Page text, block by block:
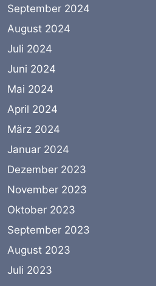
September 2024
August 2024
Juli 2024
Juni 2024
Mai 2024
April 2024
März 2024
Januar 2024
Dezember 2023
November 2023
Oktober 2023
September 2023
August 2023
Juli 2023